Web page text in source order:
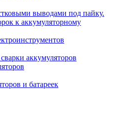
выводами под пайку.
к аккумуляторному
аккумуляторов
и батареек